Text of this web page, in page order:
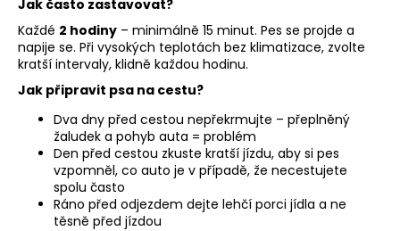
Jak často zastavovat?
Každé 2 hodiny – minimálně 15 minut. Pes se projde a
napije se. Při vysokých teplotách bez klimatizace, zvolte
kratší intervaly, klidně každou hodinu.
Jak připravit psa na cestu?
Dva dny před cestou nepřekrmujte – přeplněný
žaludek a pohyb auta = problém
Den před cestou zkuste kratší jízdu, aby si pes
vzpomněl, co auto je v případě, že necestujete
spolu často
Ráno před odjezdem dejte lehčí porci jídla a ne
těsně před jízdou